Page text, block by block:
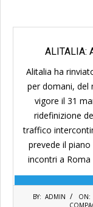
ALITALIA:
Alitalia ha
per domani, del
vigore il 31
ridefinizione
traffico
prevede il
incontri a
2008-BY: ADMIN ON: